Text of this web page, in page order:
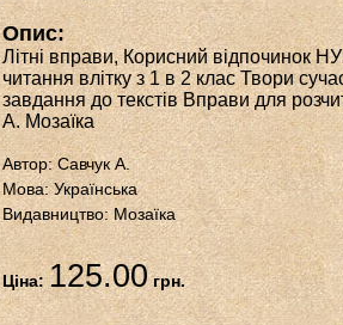
Опис:
Літні вправи, Корисний відпочинок
читання влітку з 1 в 2 клас Твори
завдання до текстів Вправи для
А. Мозаїка
Автор: Савчук А.
Мова: Українська
Видавництво: Мозаїка
Ціна:125.00грн.